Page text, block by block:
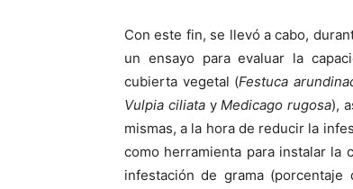
Con este fin, se llevó a cabo,
un ensayo para evaluar la
cubierta vegetal (Festuca
Vulpia ciliatayMedicago rugosa),
mismas, a la hora de reducir la
como herramienta para instalar
infestación de grama